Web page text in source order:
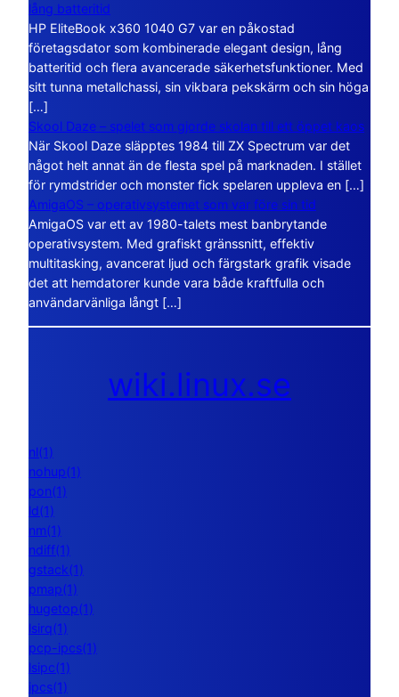
lång batteritid
HP EliteBook x360 1040 G7 var en påkostad
företagsdator som kombinerade elegant design, lång
batteritid och flera avancerade säkerhetsfunktioner. Med
sitt tunna metallchassi, sin vikbara pekskärm och sin höga
[…]
Skool Daze – spelet som gjorde skolan till ett öppet kaos
När Skool Daze släpptes 1984 till ZX Spectrum var det
något helt annat än de flesta spel på marknaden. I stället
för rymdstrider och monster fick spelaren uppleva en […]
AmigaOS – operativsystemet som var före sin tid
AmigaOS var ett av 1980-talets mest banbrytande
operativsystem. Med grafiskt gränssnitt, effektiv
multitasking, avancerat ljud och färgstark grafik visade
det att hemdatorer kunde vara både kraftfulla och
användarvänliga långt […]
wiki.linux.se
nl(1)
nohup(1)
pon(1)
ld(1)
nm(1)
ndiff(1)
gstack(1)
pmap(1)
hugetop(1)
lsirq(1)
pcp-ipcs(1)
lsipc(1)
ipcs(1)